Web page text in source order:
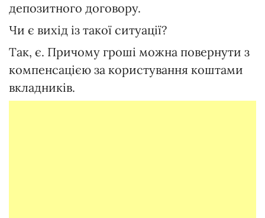
депозитного договору.
Чи є вихід із такої ситуації?
Так, є. Причому гроші можна повернути з
компенсацією за користування коштами
вкладників.